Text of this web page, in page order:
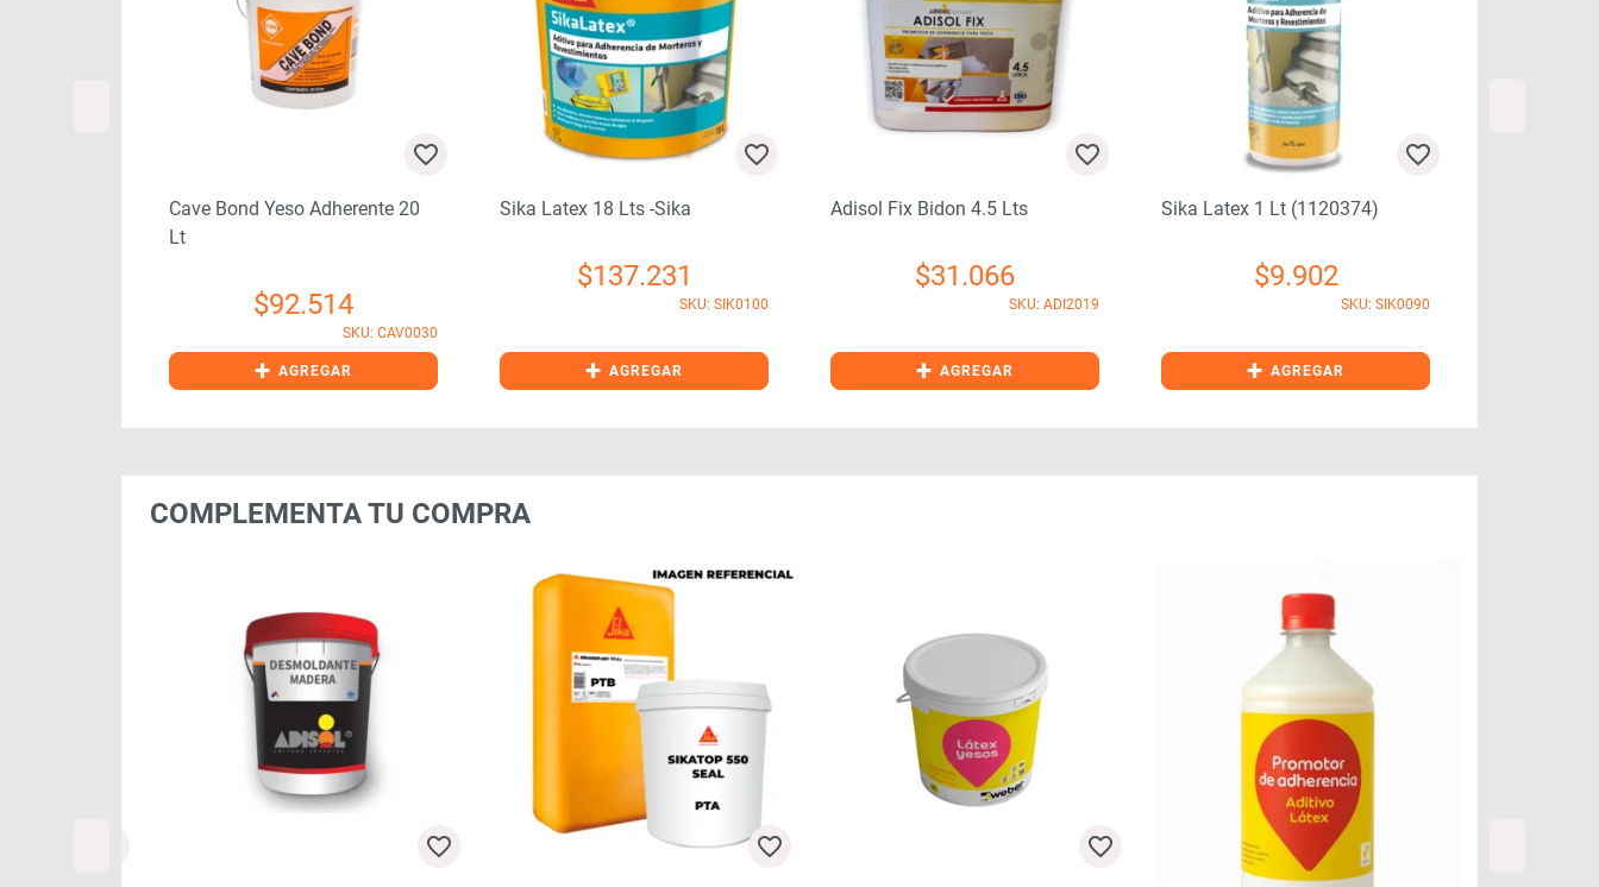
Cave Bond Yeso Adherente 20
Lt
$92.514
SKU: CAV0030
+ AGREGAR
Sika Latex 18 Lts -sika
$137.231
SKU: SIK0100
+ AGREGAR
Adisol Fix Bidon 4.5 Lts
$31.066
SKU: ADI2019
+ AGREGAR
Sika Latex 1 Lt (1120374)
$9.902
SKU: SIK0090
+ AGREGAR
COMPLEMENTA TU COMPRA